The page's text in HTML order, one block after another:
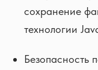
сохранение
технологии
Безопасность